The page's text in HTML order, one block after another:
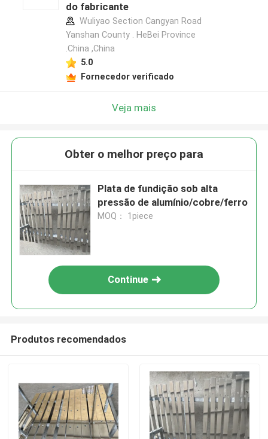
do fabricante
Wuliyao Section Cangyan Road
Yanshan County . HeBei Province
.China ,China
5.0
Fornecedor verificado
Veja mais
Obter o melhor preço para
Plata de fundição sob alta
pressão de alumínio/cobre/ferro
MOQ： 1piece
Continue
Produtos recomendados